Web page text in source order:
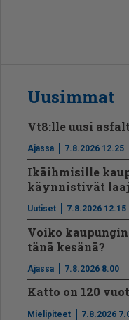
Uusimmat
Vt8:lle uusi
Ajassa 7.8.2026 12.25
Ikäihmisille
käynnistivät
Uutiset 7.8.2026 12.15
Voiko
tänä kesänä?
Ajassa 7.8.2026 8.00
Katto on 120
Mielipiteet 7.8.2026